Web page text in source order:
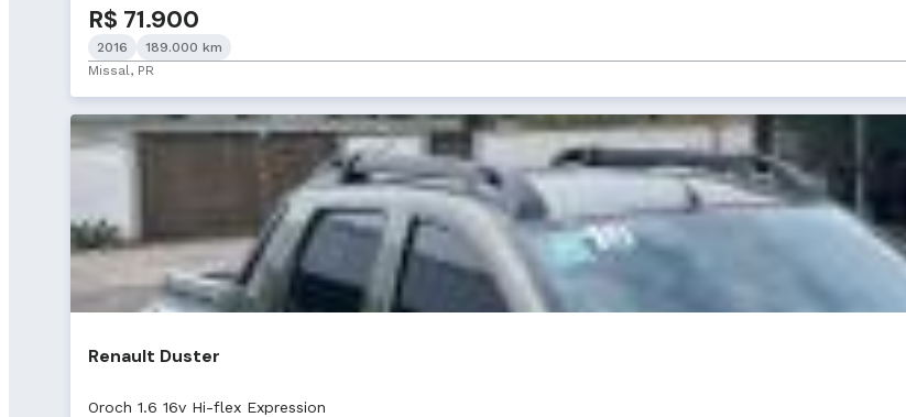
R$ 71.900
2016
189.000 km
Missal, PR
Renault Duster
Oroch 1.6 16v Hi-flex Expression